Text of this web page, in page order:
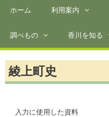
ホーム 利用案内
調べもの 香川を知る
綾上町史
入力に使用した資料